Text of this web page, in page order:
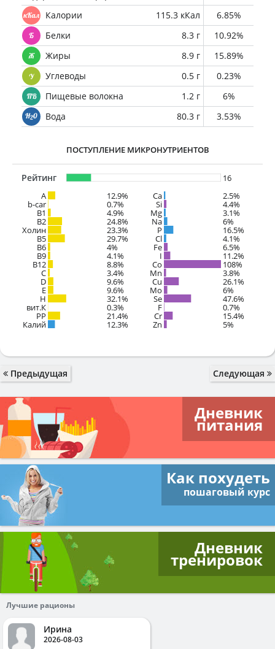
Калории
115.3 кКал
6.85%
Белки
8.3 г
10.92%
Жиры
8.9 г
15.89%
Углеводы
0.5 г
0.23%
Пищевые волокна
1.2 г
6%
Вода
80.3 г 3.53%
ПОСТУПЛЕНИЕ МИКРОНУТРИЕНТОВ
Рейтинг
16
A
12.9%
b-car 0.7%
В1 4.9%
B2 24.8%
Холин 23.3%
B5 29.7%
B6 4%
B9 4.1%
B12 8.8%
C 3.4%
D 9.6%
E 9.6%
H 32.1%
вит.К 0.3%
PP 21.4%
Калий 12.3%
Ca 2.5%
Si 4.4%
Mg 3.1%
Na 6%
P 16.5%
Cl 4.1%
Fe 6.5%
I 11.2%
Co 108%
Mn 3.8%
Cu 26.1%
Mo 6%
Se 47.6%
F 0.7%
Cr 15.4%
Zn 5%
Предыдущая Следующая
Дневник
питания
Как похудеть
пошаговый курс
Дневник
тренировок
Лучшие рационы
Ирина
2026-08-03